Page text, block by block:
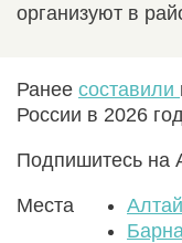
организуют в
Ранее составили
России в 2026
Подпишитесь на
Места